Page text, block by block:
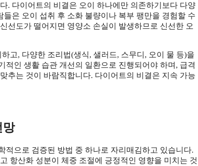
. 다이어트의 비결은 오이 하나에만 의존하기보다 다양
은 오이 섭취 후 소화 불량이나 복부 팽만을 경험할 수
선도가 떨어지면 영양소 손실이 발생하므로 신선한 오
고, 다양한 조리법(생식, 샐러드, 스무디, 오이 물 등)을
인 생활 습관 개선의 일환으로 진행되어야 하며, 급격
추는 것이 바람직합니다. 다이어트의 비결은 지속 가능
망
적으로 검증된 방법 중 하나로 자리매김하고 있습니다.
항산화 성분이 체중 조절에 긍정적인 영향을 미치는 것